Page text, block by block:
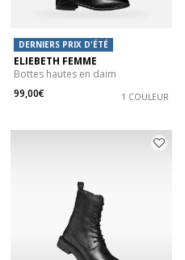
DERNIERS PRIX D'ÉTÉ
ELIEBETH FEMME
Bottes hautes en daim
99,00€
1 COULEUR